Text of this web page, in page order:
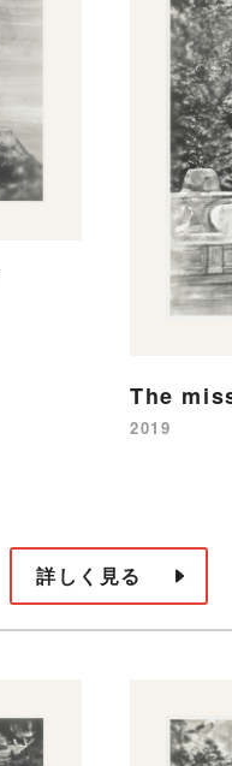
The
2019
詳しく見る